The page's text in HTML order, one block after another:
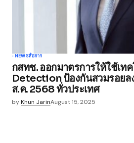
NEWSสื่อสาร
กสทช. ออกมาตรการให้ใช้เท
Detection ป้องกันสวมรอยล
ส.ค. 2568 ทั่วประเทศ
byKhun JarinAugust 15, 2025